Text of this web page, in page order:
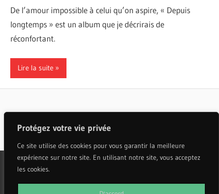
Protégez votre vie privée
Ce site utilise des cookies pour vous garantir la meilleure
expérience sur notre site. En utilisant notre site, vous acceptez
les cookies.
De l’amour impossible à celui qu’on aspire, « Depuis
longtemps » est un album que je décrirais de
réconfortant.
Lire la suite
WordPress Theme: Wellington by ThemeZee.